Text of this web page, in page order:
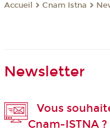
Accueil Cnam Istna
Newsletter
Vous
Cnam-ISTNA ?